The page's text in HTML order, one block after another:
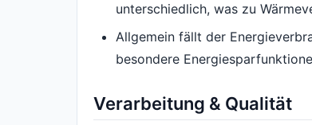
unterschiedlich, was zu
Allgemein fällt der
besondere
Verarbeitung & Qualität